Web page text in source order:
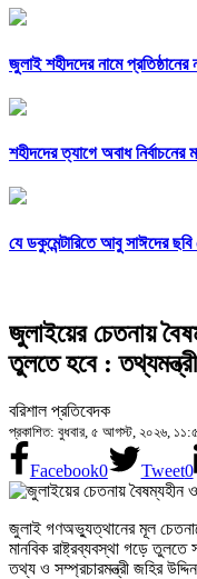
জুলাই শহীদদের নামে
শহীদদের ত্যাগে অবাধ
যে ডকুমেন্টারিতে আবু সাঈদের ছবি
জুলাইয়ের চেতনায়
তুলতে হবে : তথ্যমন্ত্রী
বরিশাল প্রতিবেদক
প্রকাশিত: বুধবার, ৫ আগস্ট, ২০২৬,
Facebook0 Tweet0
জুলাই গণঅভ্যুত্থানের মূল
মানবিক রাষ্ট্রব্যবস্থা গড়ে
তথ্য ও সম্প্রচারমন্ত্রী জহির